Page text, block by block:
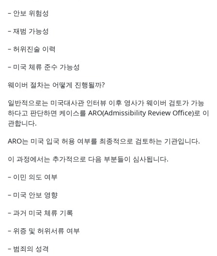
– 안보 위험성
– 재범 가능성
– 허위진술 이력
– 미국 체류 준수 가능성
웨이버 절차는 어떻게 진행될까?
일반적으로는 미국대사관 인터뷰 이후 영사가 웨이버 검토가 가능
하다고 판단하면 케이스를 ARO(Admissibility Review Office)로 이
관합니다.
ARO는 미국 입국 허용 여부를 최종적으로 검토하는 기관입니다.
이 과정에서는 추가적으로 다음 부분들이 심사됩니다.
– 이민 의도 여부
– 미국 안보 영향
– 과거 미국 체류 기록
– 위증 및 허위서류 여부
– 범죄의 성격